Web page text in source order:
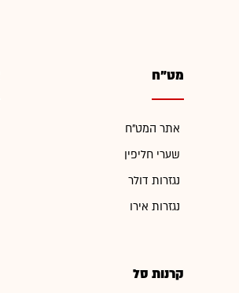
מט"ח
אתר המט"ח
שערי חליפין
נגזרות דולר
נגזרות אירו
קרנות סל